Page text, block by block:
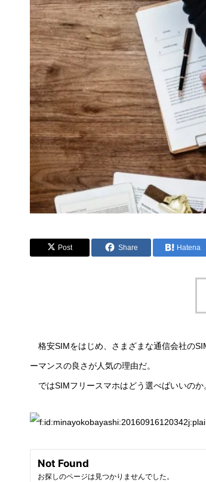
Post Share Hatena
格安SIMをはじめ、さまざまな通信会社の
ーマンスの良さが人気の理由だ。
ではSIMフリースマホはどう選べばいいのか